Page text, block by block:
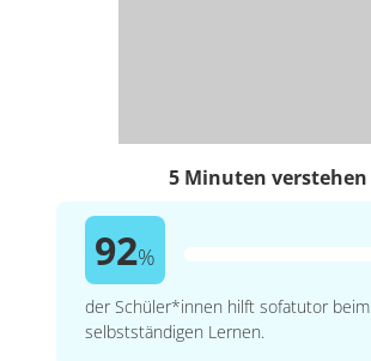
5 Minuten verstehen
92%
der Schüler*innen hilft sofatutor beim
selbstständigen Lernen.